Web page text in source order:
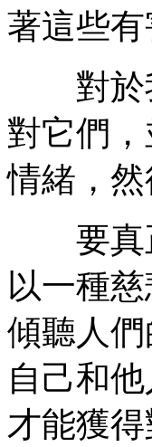
著這些
對於我
對它們
情緒，
要真正
以一種
傾聽人
自己和
才能獲